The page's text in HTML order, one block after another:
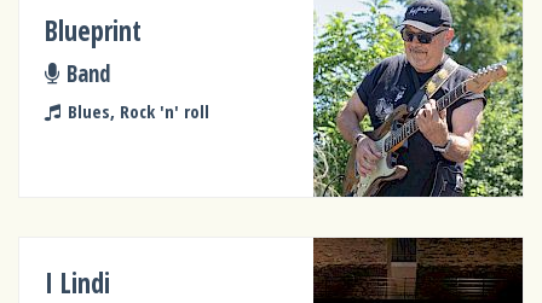
Blueprint
Band
Blues, Rock 'n' roll
I Lindi